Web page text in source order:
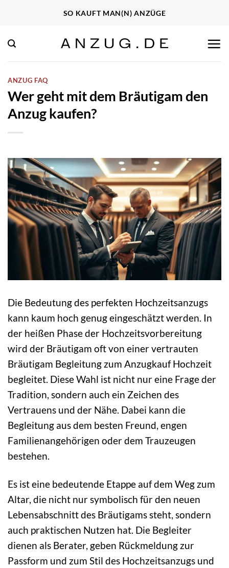
springen
SO KAUFT MAN(N) ANZÜGE
ANZUG FAQ
Wer geht mit dem Bräutigam den
Anzug kaufen?
Die Bedeutung des perfekten Hochzeitsanzugs
kann kaum hoch genug eingeschätzt werden. In
der heißen Phase der Hochzeitsvorbereitung
wird der Bräutigam oft von einer vertrauten
Bräutigam Begleitung zum Anzugkauf Hochzeit
begleitet. Diese Wahl ist nicht nur eine Frage der
Tradition, sondern auch ein Zeichen des
Vertrauens und der Nähe. Dabei kann die
Begleitung aus dem besten Freund, engen
Familienangehörigen oder dem Trauzeugen
bestehen.
Es ist eine bedeutende Etappe auf dem Weg zum
Altar, die nicht nur symbolisch für den neuen
Lebensabschnitt des Bräutigams steht, sondern
auch praktischen Nutzen hat. Die Begleiter
dienen als Berater, geben Rückmeldung zur
Passform und zum Stil des Hochzeitsanzugs und